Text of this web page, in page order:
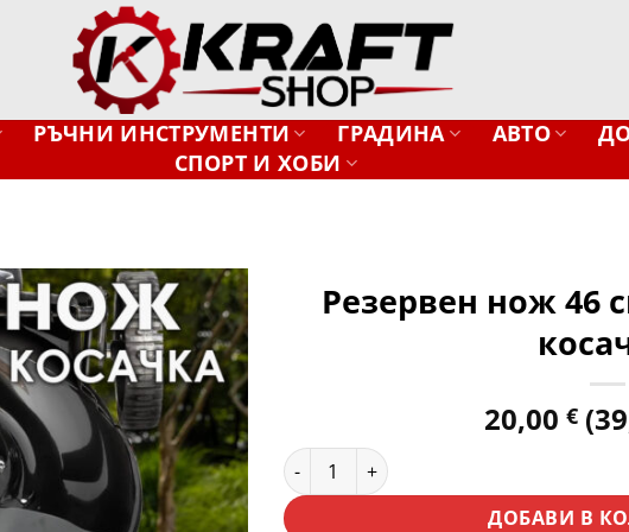
РЪЧНИ ИНСТРУМЕНТИ ГРАДИНА АВТО
СПОРТ И ХОБИ
Добави
в
желани
Резервен нож 46
20,00 €
количество за Резервен нож 46 см за
ДОБАВИ В